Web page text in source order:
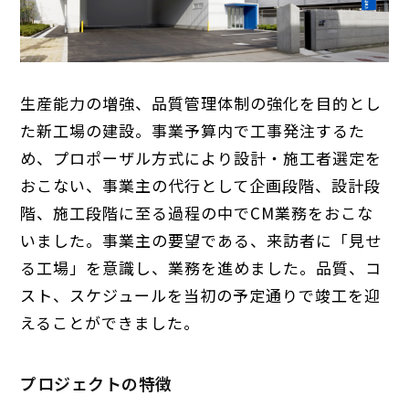
生産能力の増強、品質管理体制の強化を目的とし
た新工場の建設。事業予算内で工事発注するた
め、プロポーザル方式により設計・施工者選定を
おこない、事業主の代行として企画段階、設計段
階、施工段階に至る過程の中でCM業務をおこな
いました。事業主の要望である、来訪者に「見せ
る工場」を意識し、業務を進めました。品質、コ
スト、スケジュールを当初の予定通りで竣工を迎
えることができました。
プロジェクトの特徴